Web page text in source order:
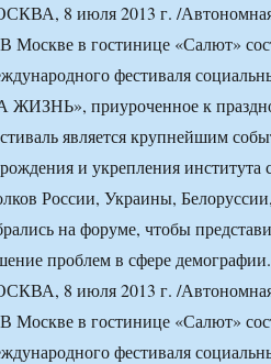
8 июля 2013 г. /
Москве в гостинице «Салют»
фестиваля
ЖИЗНЬ», приуроченное к
является крупнейшим
и укрепления
России, Украины,
на форуме, чтобы
проблем в сфере демографии.
8 июля 2013 г. /
Москве в гостинице «Салют»
фестиваля